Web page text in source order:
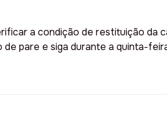
a condição de restituição da
pare e siga durante a quinta-